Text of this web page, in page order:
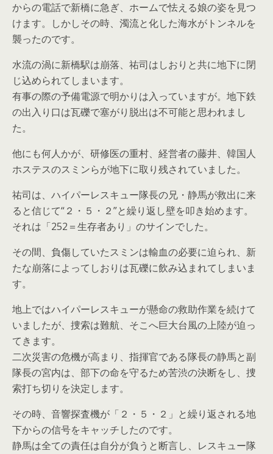
からの電話で新橋に急ぎ、ホームで怯える娘の姿を見つ
けます。しかしその時、濁流と化した海水がトンネルを
襲ったのです。
水流の渦に新橋駅は崩落、祐司はしおりと共に地下に閉
じ込められてしまいます。
有事の際の予備電源で明かりは入っていますが。地下鉄
の出入り口は瓦礫で塞がり脱出は不可能と思われまし
た。
他にも何人かが、研修医の重村、経営者の藤井、韓国人
ホステスのスミンらが地下に取り残されていました。
祐司は、ハイパーレスキュー隊長の兄・静馬が救出に来
ると信じて“２・５・２”と繰り返し壁を叩き始めます。
それは「252＝生存者あり」のサインでした。
その間、負傷していたスミンは輸血の必要に迫られ、新
たな崩落によってしおりは瓦礫に飲み込まれてしまいま
す。
地上ではハイパーレスキューが懸命の救助作業を続けて
いましたが、捜索は難航、そこへ巨大台風の上陸が迫っ
てきます。
二次災害の危機が高まり、指揮官である隊長の静馬と副
隊長の宮内は、部下の命を守るため苦渋の決断をし、捜
索打ち切りを決定します。
その時、音響探査機が「２・５・２」と繰り返される地
下からの信号をキャッチしたのです。
静馬は全ての責任は自分が負うと断言し、レスキュー隊